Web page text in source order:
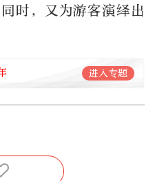
时，又为游客演绎出
进入专题